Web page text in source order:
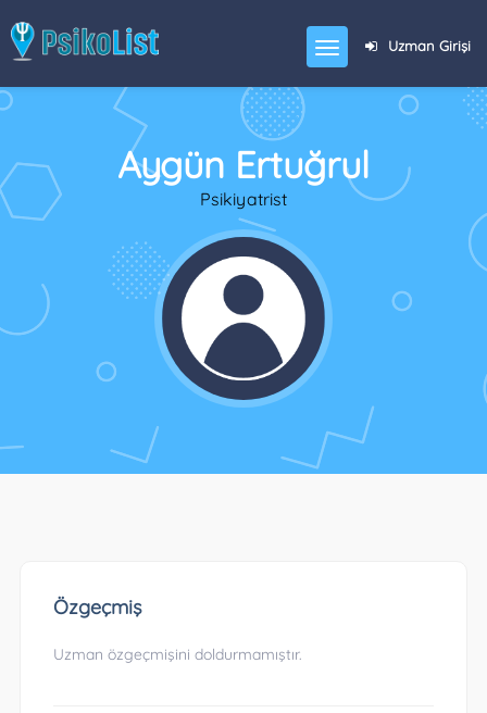
Uzman Girişi
Aygün Ertuğrul
Psikiyatrist
Özgeçmiş
Uzman özgeçmişini doldurmamıştır.